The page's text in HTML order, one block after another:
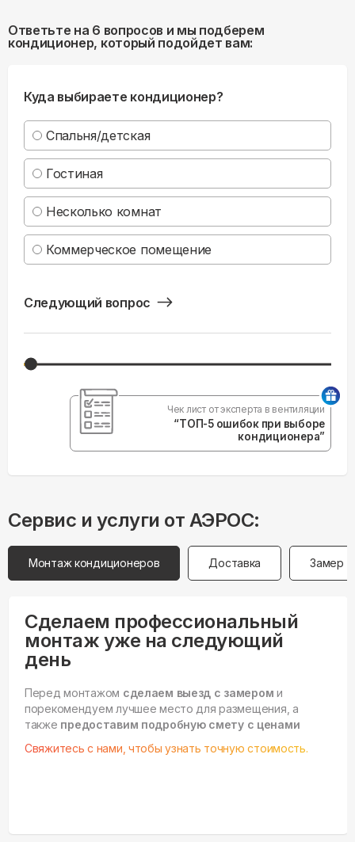
Ответьте на 6 вопросов и мы подберем
кондиционер, который подойдет вам:
Куда выбираете кондиционер?
Спальня/детская
Гостиная
Несколько комнат
Коммерческое помещение
Следующий вопрос
Чек лист от эксперта в вентиляции
“ТОП-5 ошибок при выборе
кондиционера”
Сервис и услуги от АЭРОС:
Монтаж кондиционеров Доставка Замер
Сделаем профессиональный
монтаж уже на следующий
день
Перед монтажом сделаем выезд с замером и
порекомендуем лучшее место для размещения, а
также предоставим подробную смету с ценами
Свяжитесь с нами, чтобы узнать точную стоимость.